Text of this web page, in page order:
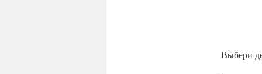
Выбери день и